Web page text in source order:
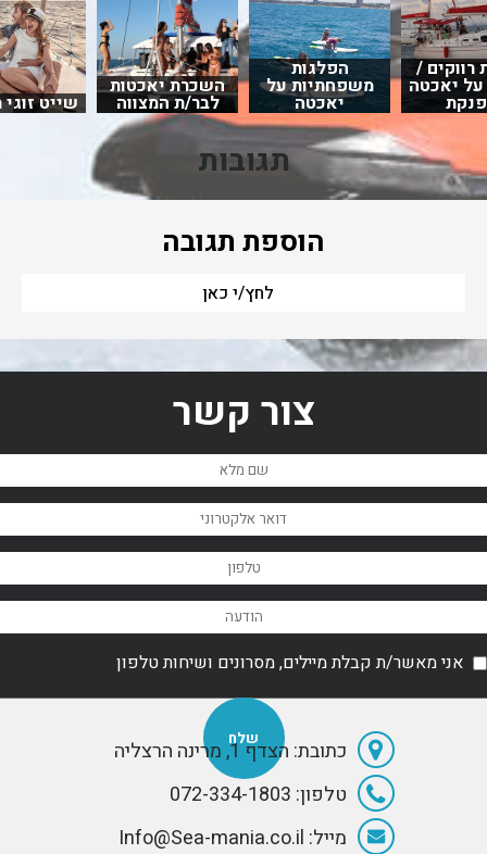
רווקים /
על יאכטה
הפלגות
משפחתיות על
יאכטה
השכרת יאכטות
לבר/ת המצווה שייט זוגי
תגובות
הוספת תגובה
לחץ/י כאן
צור קשר
אני מאשר/ת קבלת מיילים, מסרונים ושיחות טלפון
כתובת: הצדף 1, מרינה הרצליה
טלפון: 072-334-1803
מייל: Info@Sea-mania.co.il